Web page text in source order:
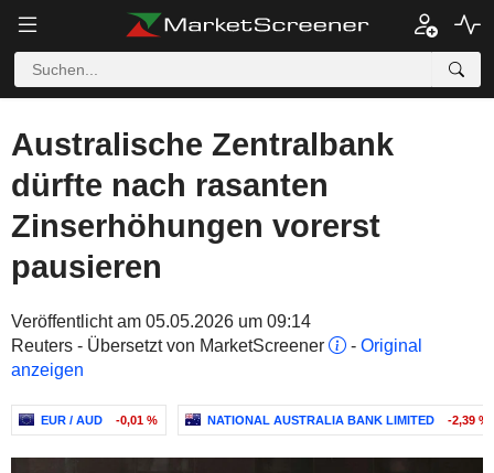
Australische Zentralbank
dürfte nach rasanten
Zinserhöhungen vorerst
pausieren
Veröffentlicht am 05.05.2026 um 09:14
Reuters - Übersetzt von MarketScreener
- Original
anzeigen
EUR / AUD -0,01 % NATIONAL AUSTRALIA BANK LIMITED -2,39 %